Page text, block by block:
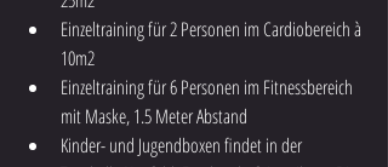
Einzeltraining für 2 Personen im Cardiobereich à
10m2
Einzeltraining für 6 Personen im Fitnessbereich
mit Maske, 1.5 Meter Abstand
Kinder- und Jugendboxen findet in der